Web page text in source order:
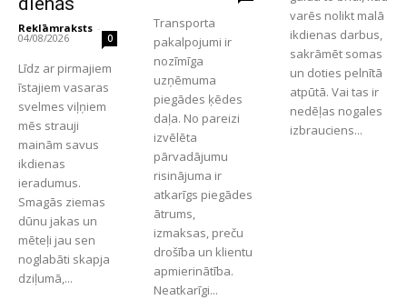
Reklāmraksts -
04/08/2026 0
Līdz ar pirmajiem
īstajiem vasaras
svelmes viļņiem
mēs strauji
mainām savus
ikdienas
ieradumus.
Smagās ziemas
dūnu jakas un
mēteļi jau sen
noglabāti skapja
dziļumā,...
Transporta
pakalpojumi ir
nozīmīga
uzņēmuma
piegādes ķēdes
daļa. No pareizi
izvēlēta
pārvadājumu
risinājuma ir
atkarīgs piegādes
ātrums,
izmaksas, preču
drošība un klientu
apmierinātība.
Neatkarīgi...
varēs nolikt malā
ikdienas darbus,
sakrāmēt somas
un doties pelnītā
atpūtā. Vai tas ir
nedēļas nogales
izbrauciens...